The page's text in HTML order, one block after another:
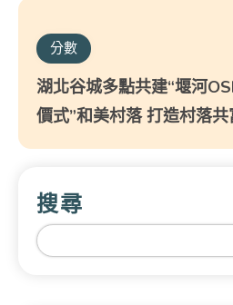
分數
湖北谷城多點共建“堰河
價式”和美村落 打造村落共
搜尋